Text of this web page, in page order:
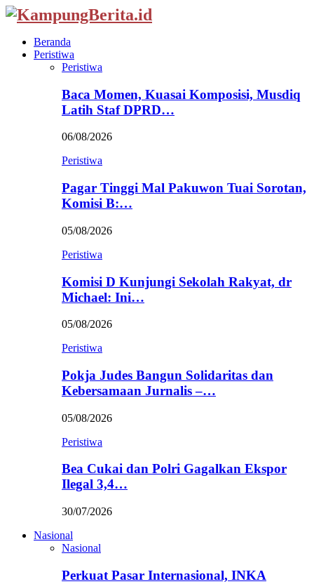
Beranda
Peristiwa
Peristiwa
Baca Momen, Kuasai Komposisi, Musdiq
Latih Staf DPRD…
06/08/2026
Peristiwa
Pagar Tinggi Mal Pakuwon Tuai Sorotan,
Komisi B:…
05/08/2026
Peristiwa
Komisi D Kunjungi Sekolah Rakyat, dr
Michael: Ini…
05/08/2026
Peristiwa
Pokja Judes Bangun Solidaritas dan
Kebersamaan Jurnalis –…
05/08/2026
Peristiwa
Bea Cukai dan Polri Gagalkan Ekspor
Ilegal 3,4…
30/07/2026
Nasional
Nasional
Perkuat Pasar Internasional, INKA